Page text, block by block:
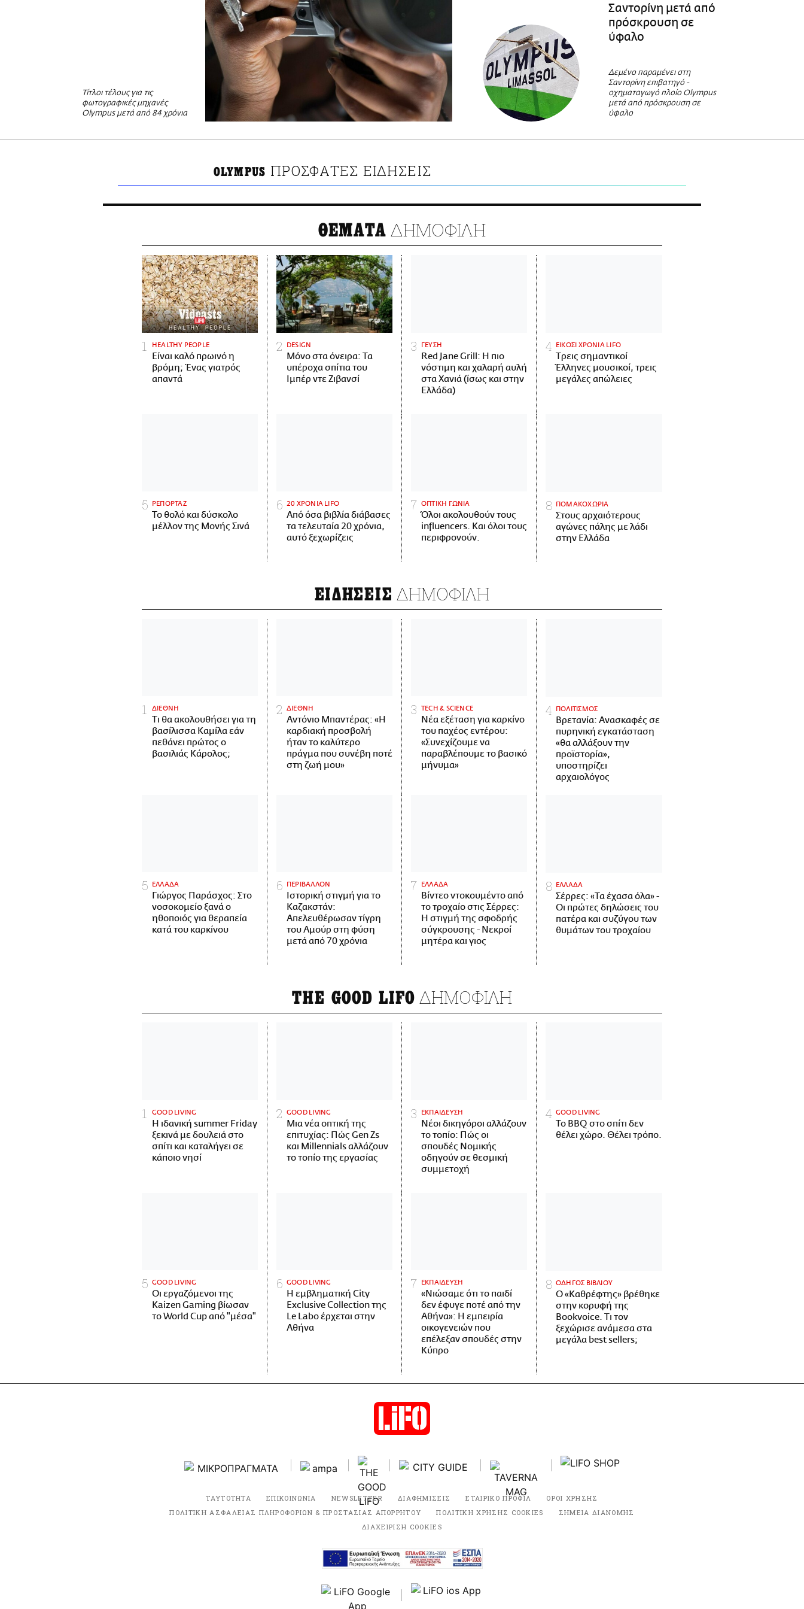
Τίτλοι τέλους για τις
φωτογραφικές μηχανές
Olympus μετά από 84 χρόνια
Σαντορίνη μετά από
πρόσκρουση σε
ύφαλο
Δεμένο παραμένει στη
Σαντορίνη επιβατηγό -
οχηματαγωγό πλοίο Olympus
μετά από πρόσκρουση σε
ύφαλο
OLYMPUS ΠΡΟΣΦΑΤΕΣ ΕΙΔΗΣΕΙΣ
ΘΕΜΑΤΑ ΔΗΜΟΦΙΛΗ
HEALTHY PEOPLE
Είναι καλό πρωινό η
βρόμη; Ένας γιατρός
απαντά
DESIGN
Μόνο στα όνειρα: Τα
υπέροχα σπίτια του
Ιμπέρ ντε Ζιβανσί
ΓΕΥΣΗ
Red Jane Grill: Η πιο
νόστιμη και χαλαρή αυλή
στα Χανιά (ίσως και στην
Ελλάδα)
ΕΙΚΟΣΙ ΧΡΟΝΙΑ LIFO
Tρεις σημαντικοί
Έλληνες μουσικοί, τρεις
μεγάλες απώλειες
ΡΕΠΟΡΤΑΖ
Το θολό και δύσκολο
μέλλον της Μονής Σινά
20 ΧΡΟΝΙΑ LIFO
Από όσα βιβλία διάβασες
τα τελευταία 20 χρόνια,
αυτό ξεχωρίζεις
ΟΠΤΙΚΗ ΓΩΝΙΑ
Όλοι ακολουθούν τους
influencers. Και όλοι τους
περιφρονούν.
ΠΟΜΑΚΟΧΩΡΙΑ
Στους αρχαιότερους
αγώνες πάλης με λάδι
στην Ελλάδα
ΕΙΔΗΣΕΙΣ ΔΗΜΟΦΙΛΗ
ΔΙΕΘΝΗ
Τι θα ακολουθήσει για τη
βασίλισσα Καμίλα εάν
πεθάνει πρώτος ο
βασιλιάς Κάρολος;
ΔΙΕΘΝΗ
Αντόνιο Μπαντέρας: «Η
καρδιακή προσβολή
ήταν το καλύτερο
πράγμα που συνέβη ποτέ
στη ζωή μου»
ΤECH & SCIENCE
Νέα εξέταση για καρκίνο
του παχέος εντέρου:
«Συνεχίζουμε να
παραβλέπουμε το βασικό
μήνυμα»
ΠΟΛΙΤΙΣΜΟΣ
Βρετανία: Ανασκαφές σε
πυρηνική εγκατάσταση
«θα αλλάξουν την
προϊστορία»,
υποστηρίζει
αρχαιολόγος
ΕΛΛΑΔΑ
Γιώργος Παράσχος: Στο
νοσοκομείο ξανά ο
ηθοποιός για θεραπεία
κατά του καρκίνου
ΠΕΡΙΒΑΛΛΟΝ
Ιστορική στιγμή για το
Καζακστάν:
Απελευθέρωσαν τίγρη
του Αμούρ στη φύση
μετά από 70 χρόνια
ΕΛΛΑΔΑ
Βίντεο ντοκουμέντο από
το τροχαίο στις Σέρρες:
Η στιγμή της σφοδρής
σύγκρουσης - Νεκροί
μητέρα και γιος
ΕΛΛΑΔΑ
Σέρρες: «Τα έχασα όλα» -
Οι πρώτες δηλώσεις του
πατέρα και συζύγου των
θυμάτων του τροχαίου
THE GOOD LIFO ΔΗΜΟΦΙΛΗ
GOOD LIVING
Η ιδανική summer Friday
ξεκινά με δουλειά στο
σπίτι και καταλήγει σε
κάποιο νησί
GOOD LIVING
Μια νέα οπτική της
επιτυχίας: Πώς Gen Zs
και Millennials αλλάζουν
το τοπίο της εργασίας
ΕΚΠΑΙΔΕΥΣΗ
Νέοι δικηγόροι αλλάζουν
το τοπίο: Πώς οι
σπουδές Νομικής
οδηγούν σε θεσμική
συμμετοχή
GOOD LIVING
Το BBQ στο σπίτι δεν
θέλει χώρο. Θέλει τρόπο.
GOOD LIVING
Οι εργαζόμενοι της
Kaizen Gaming βίωσαν
το World Cup από "μέσα"
GOOD LIVING
Η εμβληματική City
Exclusive Collection της
Le Labo έρχεται στην
Αθήνα
ΕΚΠΑΙΔΕΥΣΗ
«Νιώσαμε ότι το παιδί
δεν έφυγε ποτέ από την
Αθήνα»: Η εμπειρία
οικογενειών που
επέλεξαν σπουδές στην
Κύπρο
ΟΔΗΓΟΣ ΒΙΒΛΙΟΥ
Ο «Καθρέφτης» βρέθηκε
στην κορυφή της
Bookvoice. Τι τον
ξεχώρισε ανάμεσα στα
μεγάλα best sellers;
ΤΑΥΤΟΤΗΤΑ ΕΠΙΚΟΙΝΩΝΙΑ NEWSLETTER ΔΙΑΦΗΜΙΣΕΙΣ ΕΤΑΙΡΙΚΟ ΠΡΟΦΙΛ
ΟΡΟΙ ΧΡΗΣΗΣ
ΠΟΛΙΤΙΚΗ ΑΣΦΑΛΕΙΑΣ ΠΛΗΡΟΦΟΡΙΩΝ & ΠΡΟΣΤΑΣΙΑΣ ΑΠΟΡΡΗΤΟΥ
ΠΟΛΙΤΙΚΗ ΧΡΗΣΗΣ COOKIES
ΣΗΜΕΙΑ ΔΙΑΝΟΜΗΣ
ΔΙΑΧΕΙΡΙΣΗ COOKIES